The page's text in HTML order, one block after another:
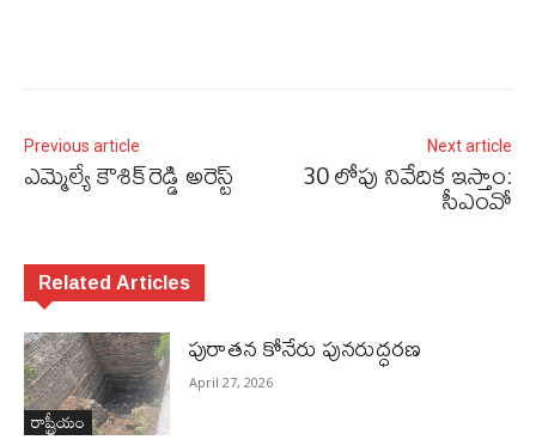
Previous article
ఎమ్మెల్యే కౌశిక్​రెడ్డి అరెస్ట్​
Next article
30 లోపు నివేదిక ఇస్తాం:
సీఎంవో
Related Articles
రాష్ట్రీయం
పురాత‌న కోనేరు పున‌రుద్ధ‌ర‌ణ
April 27, 2026